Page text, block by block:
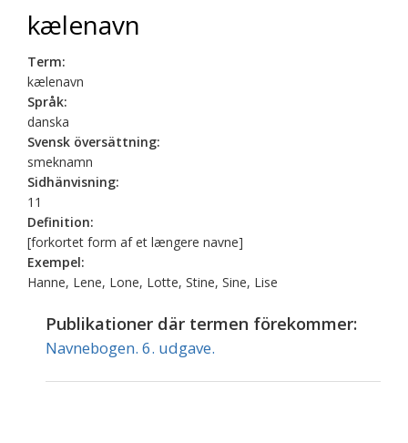
kælenavn
Term:
kælenavn
Språk:
danska
Svensk översättning:
smeknamn
Sidhänvisning:
11
Definition:
[forkortet form af et længere navne]
Exempel:
Hanne, Lene, Lone, Lotte, Stine, Sine, Lise
Publikationer där termen förekommer:
Navnebogen. 6. udgave.